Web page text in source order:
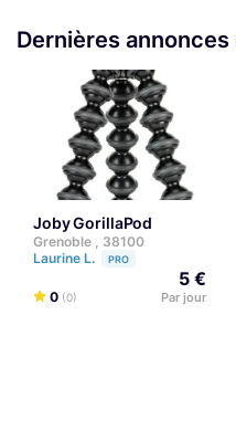
Dernières annonces
Joby GorillaPod
Grenoble , 38100
Laurine L.
PRO
0 (0)
5 €
Par jour